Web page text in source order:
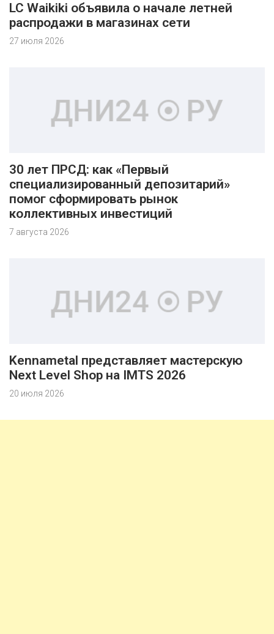
LC Waikiki объявила о начале летней
распродажи в магазинах сети
27 июля 2026
30 лет ПРСД: как «Первый
специализированный депозитарий»
помог сформировать рынок
коллективных инвестиций
7 августа 2026
Kennametal представляет мастерскую
Next Level Shop на IMTS 2026
20 июля 2026